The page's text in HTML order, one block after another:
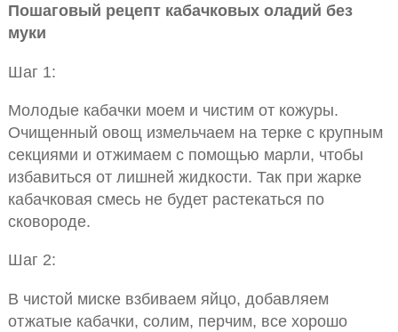
Пошаговый рецепт кабачковых оладий без
муки
Шаг 1:
Молодые кабачки моем и чистим от кожуры.
Очищенный овощ измельчаем на терке с крупным
секциями и отжимаем с помощью марли, чтобы
избавиться от лишней жидкости. Так при жарке
кабачковая смесь не будет растекаться по
сковороде.
Шаг 2:
В чистой миске взбиваем яйцо, добавляем
отжатые кабачки, солим, перчим, все хорошо